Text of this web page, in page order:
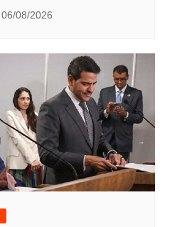
06/08/2026